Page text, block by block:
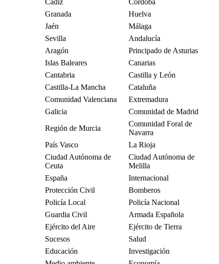
Cádiz
Córdoba
Granada
Huelva
Jaén
Málaga
Sevilla
Andalucía
Aragón
Principado de Asturias
Islas Baleares
Canarias
Cantabria
Castilla y León
Castilla-La Mancha
Cataluña
Comunidad Valenciana
Extremadura
Galicia
Comunidad de Madrid
Región de Murcia
Comunidad Foral de
Navarra
País Vasco
La Rioja
Ciudad Autónoma de
Ceuta
Ciudad Autónoma de
Melilla
España
Internacional
Protección Civil
Bomberos
Policía Local
Policía Nacional
Guardia Civil
Armada Española
Ejército del Aire
Ejército de Tierra
Sucesos
Salud
Educación
Investigación